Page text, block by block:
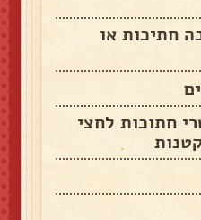
חתיכות או
שרי חתוכות לחצי